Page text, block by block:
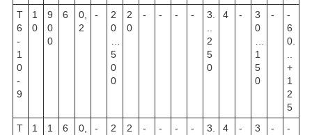
Т
6
-
1
0
-
9
1
0
9
0
0
6
0,
2
-
2
0
5
0
0
2
0
- - - -
3.
2
5
0
4 -
3
0
1
5
0
-
-
6
0.
+
1
2
5
Т
1 1 6 0, - 2 2 - - - - 3. 4 - 3 - -